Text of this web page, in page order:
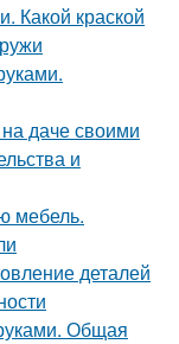
Какой краской
даче своими
и
мебель.
деталей
Общая